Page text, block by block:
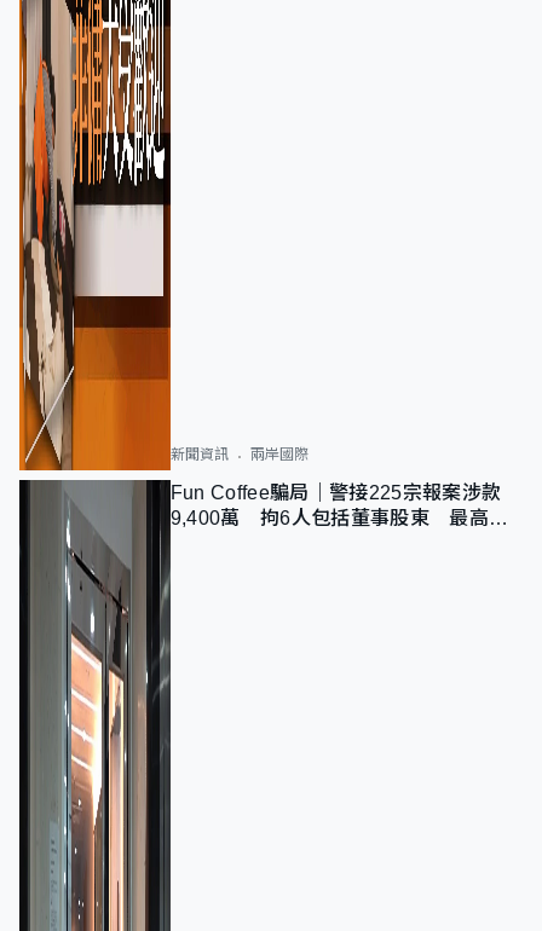
新聞資訊 兩岸國際
Fun Coffee騙局｜警接225宗報案涉款
9,400萬 拘6人包括董事股東 最高金